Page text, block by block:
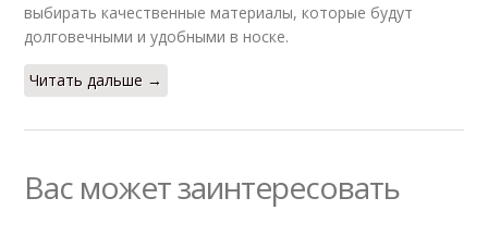
выбирать качественные материалы, которые будут
долговечными и удобными в носке.
Читать дальше →
Вас может заинтересовать